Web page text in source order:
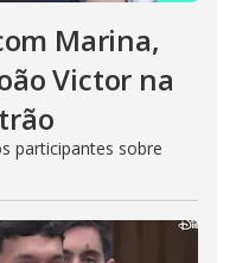
Marina,
Victor na
participantes sobre